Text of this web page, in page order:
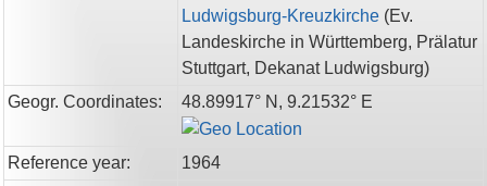
Ludwigsburg-Kreuzkirche (Ev.
Landeskirche in Württemberg, Prälatur
Stuttgart, Dekanat Ludwigsburg)
Geogr. Coordinates:
48.89917° N, 9.21532° E
Reference year:
1964